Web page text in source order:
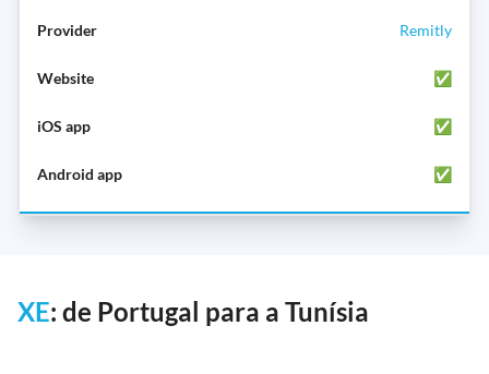
Remitly
✅
✅
✅
XE: de Portugal para a Tunísia